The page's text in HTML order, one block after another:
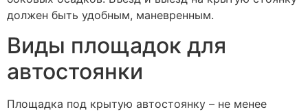
должен быть удобным, маневренным.
Виды площадок для
автостоянки
Площадка под крытую автостоянку – не менее